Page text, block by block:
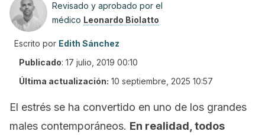
Revisado y aprobado por el
médico Leonardo Biolatto
Escrito por Edith Sánchez
Publicado: 17 julio, 2019 00:10
Última actualización: 10 septiembre, 2025 10:57
El estrés se ha convertido en uno de los grandes
males contemporáneos. En realidad, todos